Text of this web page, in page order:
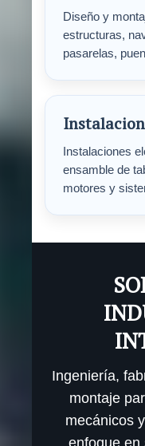
Diseño y
estructuras,
pasarelas,
Instalaciones
ensamble de
motores y
Ingeniería,
montaje
mecánicos
enfoque en